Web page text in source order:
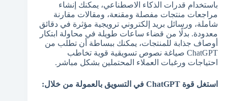
باستخدام قدرات الذكاء الاصطناعي، يمكنك إنشاء
مراجعات منتجات مفصلة ومقنعة، ومقالات مقارنة
شاملة، ورسائل بريد إلكتروني ترويجية مؤثرة في دقائق
معدودة. بدلًا من قضاء ساعات طويلة في محاولة ابتكار
أوصاف جذابة للمنتجات، يمكنك ببساطة أن تطلب من
ChatGPT صياغة نصوص تسويقية قوية تخاطب
احتياجات ورغبات العملاء المحتملين بشكل مباشر.
استغل قوة ChatGPT في التسويق بالعمولة من خلال: